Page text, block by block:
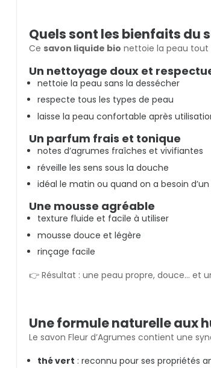
Quels sont les bienfaits du
Ce savon liquide bio nettoie la peau tout
Un nettoyage doux et
nettoie la peau sans la dessécher
respecte tous les types de peau
laisse la peau confortable après
Un parfum frais et tonique
notes d’agrumes fraîches et vivifiantes
réveille les sens sous la douche
idéal le matin ou quand on a besoin
Une mousse agréable
texture fluide et facile à utiliser
mousse douce et légère
rinçage facile
👉 Résultat : une peau propre, douce… et
Une formule naturelle aux
Le savon Fleur d’Agrumes contient une
thé vert : reconnu pour ses propriétés